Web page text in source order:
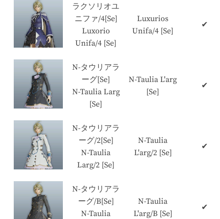
ラクソリオユ
ニファ/4[Se]
Luxorio
Unifa/4 [Se]
Luxurios
Unifa/4 [Se]
✔
N-タウリアラ
ーグ[Se]
N-Taulia Larg
[Se]
N-Taulia L'arg
[Se]
✔
N-タウリアラ
ーグ/2[Se]
N-Taulia
Larg/2 [Se]
N-Taulia
L'arg/2 [Se]
✔
N-タウリアラ
ーグ/B[Se]
N-Taulia
N-Taulia
L'arg/B [Se]
✔